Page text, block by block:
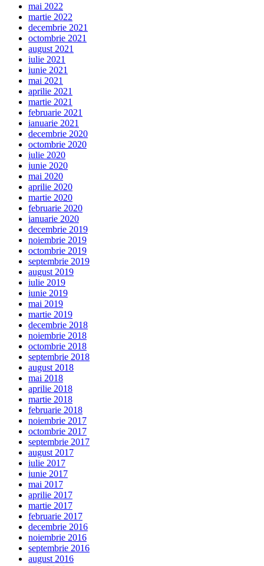
mai 2022
martie 2022
decembrie 2021
octombrie 2021
august 2021
iulie 2021
iunie 2021
mai 2021
aprilie 2021
martie 2021
februarie 2021
ianuarie 2021
decembrie 2020
octombrie 2020
iulie 2020
iunie 2020
mai 2020
aprilie 2020
martie 2020
februarie 2020
ianuarie 2020
decembrie 2019
noiembrie 2019
octombrie 2019
septembrie 2019
august 2019
iulie 2019
iunie 2019
mai 2019
martie 2019
decembrie 2018
noiembrie 2018
octombrie 2018
septembrie 2018
august 2018
mai 2018
aprilie 2018
martie 2018
februarie 2018
noiembrie 2017
octombrie 2017
septembrie 2017
august 2017
iulie 2017
iunie 2017
mai 2017
aprilie 2017
martie 2017
februarie 2017
decembrie 2016
noiembrie 2016
septembrie 2016
august 2016